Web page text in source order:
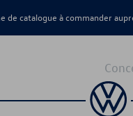
catalogue à commander